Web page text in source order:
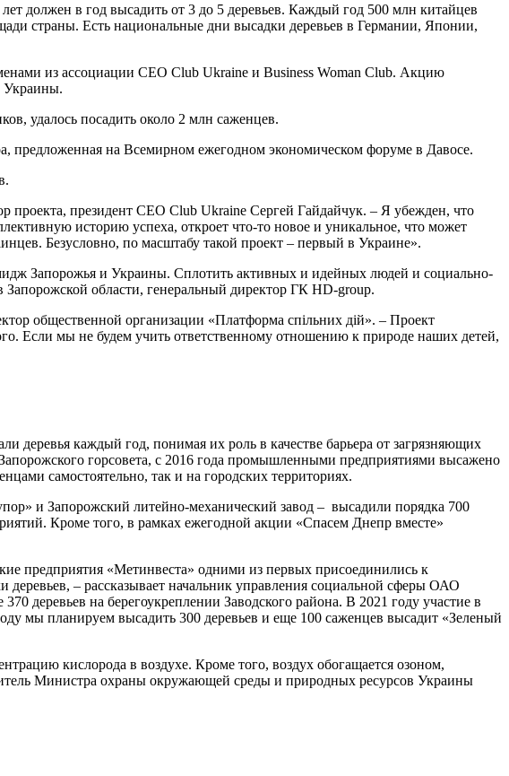
должен в год высадить от 3 до 5 деревьев. Каждый год 500 млн китайцев
страны. Есть национальные дни высадки деревьев в Германии, Японии,
из ассоциации CEO Club Ukraine и Business Woman Club. Акцию
Украины.
удалось посадить около 2 млн саженцев.
предложенная на Всемирном ежегодном экономическом форуме в Давосе.
президент CEO Club Ukraine Сергей Гайдайчук. – Я убежден, что
историю успеха, откроет что-то новое и уникальное, что может
Безусловно, по масштабу такой проект – первый в Украине».
Запорожья и Украины. Сплотить активных и идейных людей и социально-
Запорожской области, генеральный директор ГК HD-group.
общественной организации «Платформа спільних дій». – Проект
Если мы не будем учить ответственному отношению к природе наших детей,
каждый год, понимая их роль в качестве барьера от загрязняющих
горсовета, с 2016 года промышленными предприятиями высажено
самостоятельно, так и на городских территориях.
и Запорожский литейно-механический завод – высадили порядка 700
Кроме того, в рамках ежегодной акции «Спасем Днепр вместе»
предприятия «Метинвеста» одними из первых присоединились к
– рассказывает начальник управления социальной сферы ОАО
деревьев на берегоукреплении Заводского района. В 2021 году участие в
мы планируем высадить 300 деревьев и еще 100 саженцев высадит «Зеленый
кислорода в воздухе. Кроме того, воздух обогащается озоном,
Министра охраны окружающей среды и природных ресурсов Украины